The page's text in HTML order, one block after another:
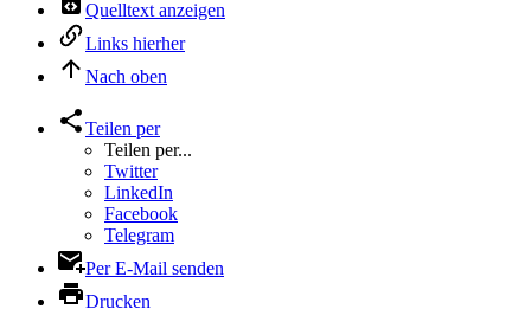
Quelltext anzeigen
Links hierher
Nach oben
Teilen per
Teilen per...
Twitter
LinkedIn
Facebook
Telegram
Per E-Mail senden
Drucken